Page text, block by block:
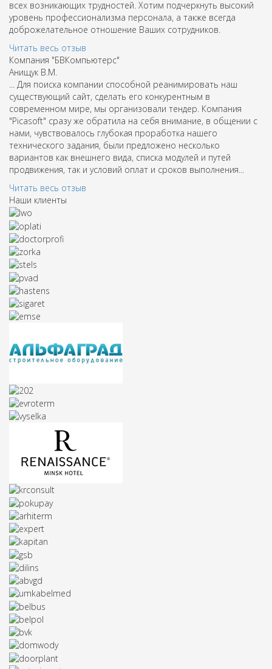
всех возникающих трудностей. Хотим подчеркнуть высокий
уровень профессионализма персонала, а также всегда
доброжелательное отношение Ваших сотрудников.
Читать весь отзыв
Компания "БВКомпьютерс"
Анищук В.М.
... Для поиска компании способной реанимировать наш
существующий сайт, сделать его конкурентным в
современном мире, мы организовали тендер. Компания
"Picasoft" сразу же обратила на себя внимание, в общении с
нами, чувствовалось глубокая проработка нашего
технического задания, были предложено несколько
вариантов как внешнего вида, списка модулей и путей
продвижения, так и условий оплат и сроков выполнения...
Читать весь отзыв
Наши клиенты